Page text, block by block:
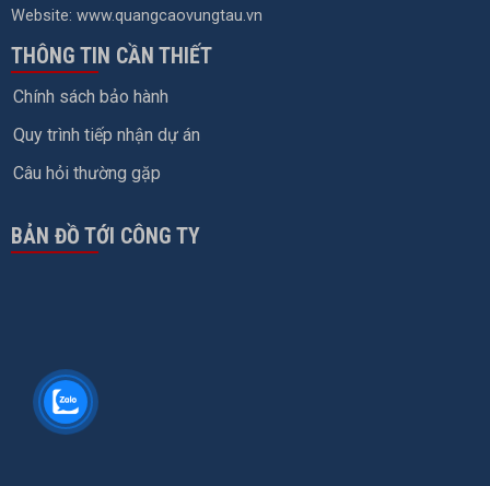
Website: www.quangcaovungtau.vn
THÔNG TIN CẦN THIẾT
Chính sách bảo hành
Quy trình tiếp nhận dự án
Câu hỏi thường gặp
BẢN ĐỒ TỚI CÔNG TY